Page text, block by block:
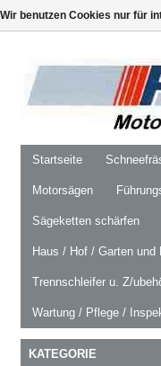
Startseite
Motorsägen
Sägeketten schärfen
Haus / Hof / Garten und
Trennschleifer u. Z/
Wartung / Pflege /
KATEGORIE
Wir benutzen Cookies nur für